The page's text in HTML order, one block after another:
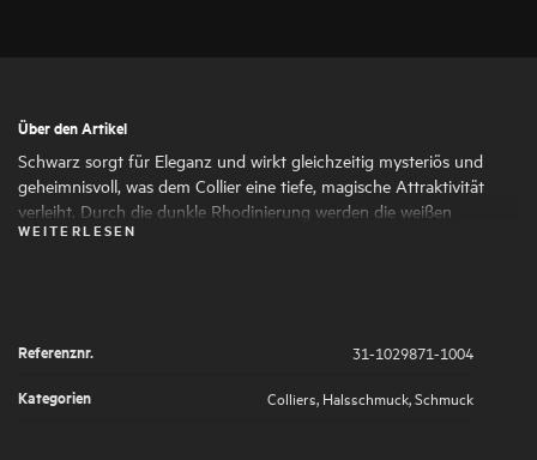
Über den Artikel
Schwarz sorgt für Eleganz und wirkt gleichzeitig mysteriös und
geheimnisvoll, was dem Collier eine tiefe, magische Attraktivität
verleiht. Durch die dunkle Rhodinierung werden die weißen
Brillanten als Fokuspunkt für den Betrachter besonders
WEITERLESEN
Referenznr.
31-1029871-1004
Kategorien
Colliers Halsschmuck Schmuck